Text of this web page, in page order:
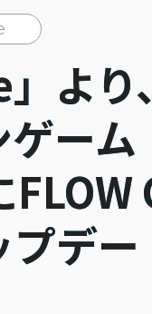
より
ー
FLOW
デ